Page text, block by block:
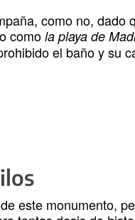
como no, dado
como la playa de
el baño y su
este monumento,